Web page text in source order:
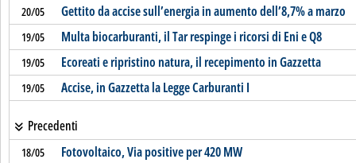
20/05 Gettito da accise sull’energia in aumento dell’8,7% a marzo
19/05 Multa biocarburanti, il Tar respinge i ricorsi di Eni e Q8
19/05 Ecoreati e ripristino natura, il recepimento in Gazzetta
19/05 Accise, in Gazzetta la Legge Carburanti I
Precedenti
18/05 Fotovoltaico, Via positive per 420 MW